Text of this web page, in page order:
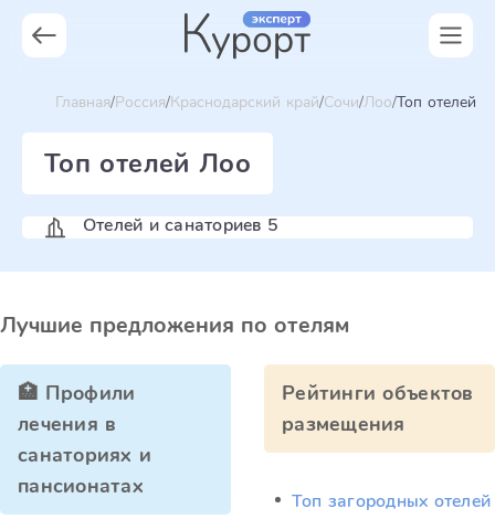
Главная Россия Краснодарский край Сочи Лоо Топ отелей
Топ отелей Лоо
Отелей и санаториев 5
Лучшие предложения по отелям
🏥 Профили
лечения в
санаториях и
пансионатах
Рейтинги объектов
размещения
Топ загородных отелей